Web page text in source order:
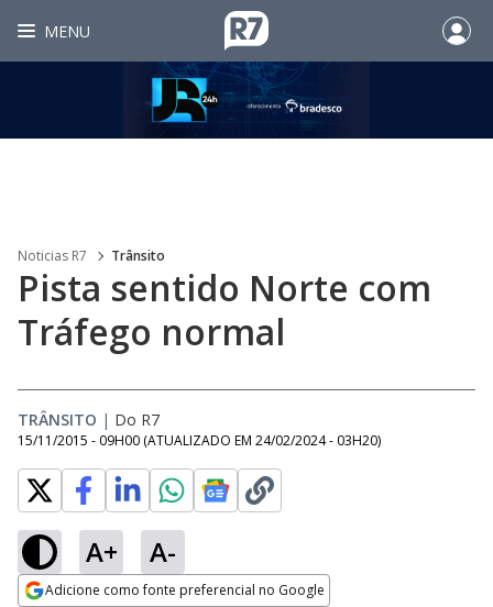
MENU
Noticias R7 Trânsito
Pista sentido Norte com
Tráfego normal
TRÂNSITO | Do R7
15/11/2015 - 09H00 (ATUALIZADO EM 24/02/2024 - 03H20)
A+ A-
Adicione como fonte preferencial no Google